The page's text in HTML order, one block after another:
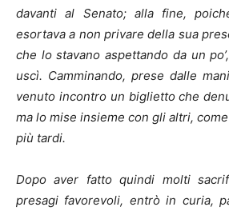
davanti al Senato; alla fine,
esortava a non privare della sua
che lo stavano aspettando da un
uscì. Camminando, prese dalle
venuto incontro un biglietto che
ma lo mise insieme con gli altri,
più tardi.
Dopo aver fatto quindi molti
presagi favorevoli, entrò in curia,